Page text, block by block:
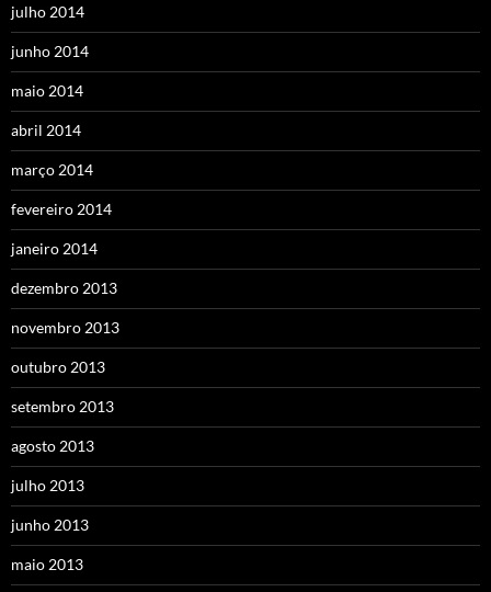
julho 2014
junho 2014
maio 2014
abril 2014
março 2014
fevereiro 2014
janeiro 2014
dezembro 2013
novembro 2013
outubro 2013
setembro 2013
agosto 2013
julho 2013
junho 2013
maio 2013